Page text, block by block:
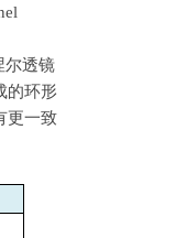
尔透镜
的环形
更一致